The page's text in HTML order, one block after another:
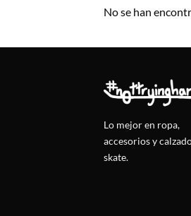
No se han
Lo mejor en ropa,
accesorios y
skate.